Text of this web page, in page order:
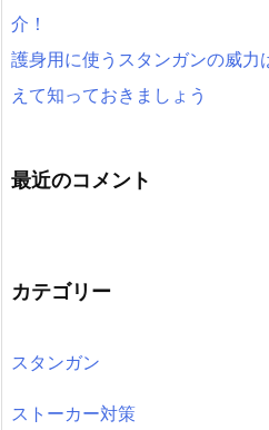
介！
護身用に使うスタンガンの威力
えて知っておきましょう
最近のコメント
カテゴリー
スタンガン
ストーカー対策